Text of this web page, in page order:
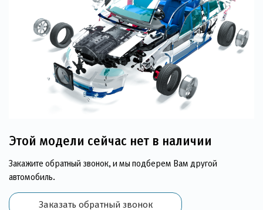
Этой модели сейчас нет в наличии
Закажите обратный звонок, и мы подберем Вам другой
автомобиль.
Заказать обратный звонок